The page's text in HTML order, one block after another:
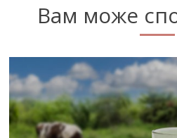
Вам може